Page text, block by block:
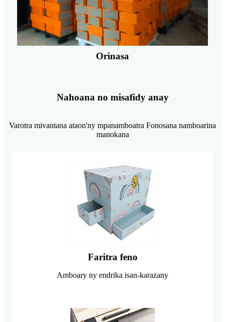
Orinasa
Nahoana no misafidy anay
Varotra mivantana ataon'ny mpanamboatra Fonosana namboarina
manokana
Faritra feno
Amboary ny endrika isan-karazany